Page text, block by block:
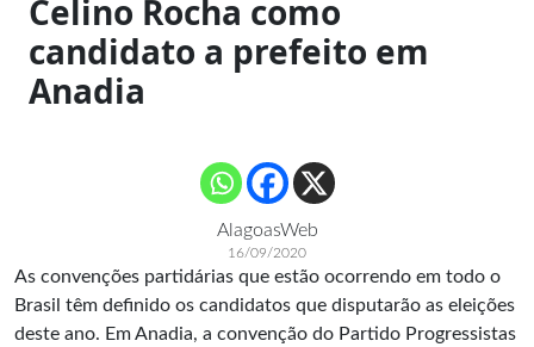
Celino Rocha como
candidato a prefeito em
Anadia
AlagoasWeb
16/09/2020
As convenções partidárias que estão ocorrendo em todo o
Brasil têm definido os candidatos que disputarão as eleições
deste ano. Em Anadia, a convenção do Partido Progressistas